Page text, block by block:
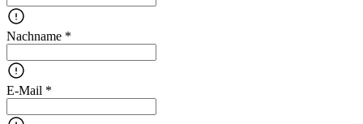
Nachname *
E-Mail *